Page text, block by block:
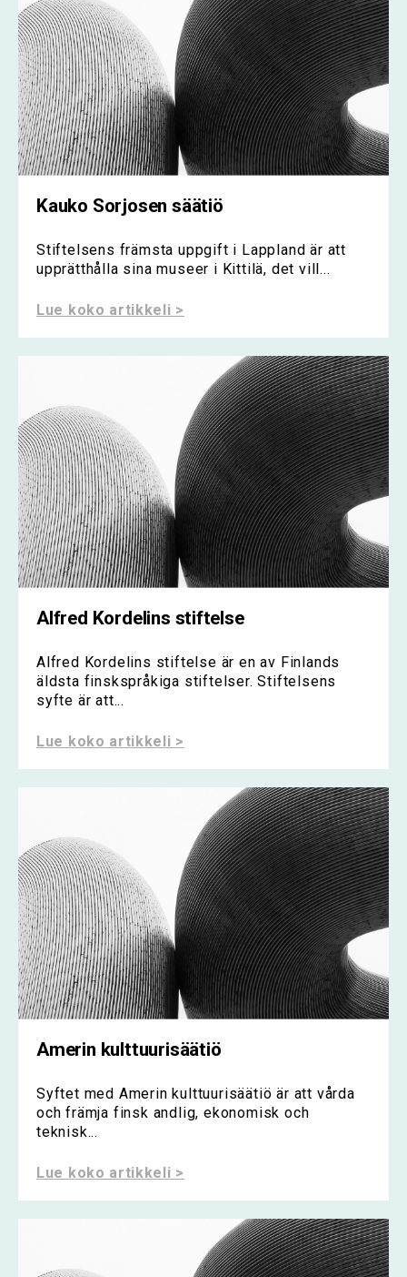
Kauko Sorjosen säätiö
Stiftelsens främsta uppgift i Lappland är att
upprätthålla sina museer i Kittilä, det vill...
Lue koko artikkeli >
Alfred Kordelins stiftelse
Alfred Kordelins stiftelse är en av Finlands
äldsta finskspråkiga stiftelser. Stiftelsens
syfte är att...
Lue koko artikkeli >
Amerin kulttuurisäätiö
Syftet med Amerin kulttuurisäätiö är att vårda
och främja finsk andlig, ekonomisk och
teknisk...
Lue koko artikkeli >